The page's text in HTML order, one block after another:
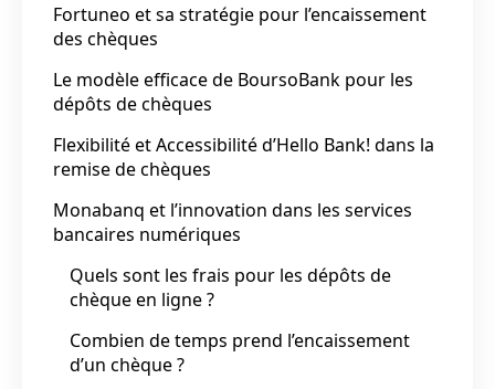
Fortuneo et sa stratégie pour l’encaissement
des chèques
Le modèle efficace de BoursoBank pour les
dépôts de chèques
Flexibilité et Accessibilité d’Hello Bank! dans la
remise de chèques
Monabanq et l’innovation dans les services
bancaires numériques
Quels sont les frais pour les dépôts de
chèque en ligne ?
Combien de temps prend l’encaissement
d’un chèque ?